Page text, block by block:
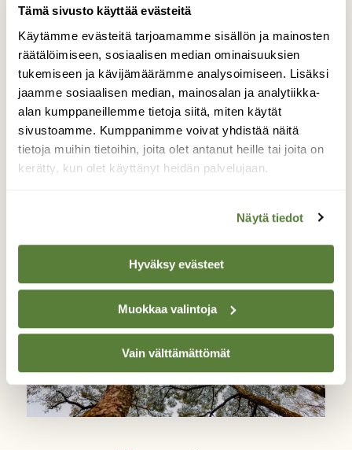
Tämä sivusto käyttää evästeitä
Käytämme evästeitä tarjoamamme sisällön ja mainosten
räätälöimiseen, sosiaalisen median ominaisuuksien
tukemiseen ja kävijämäärämme analysoimiseen. Lisäksi
jaamme sosiaalisen median, mainosalan ja analytiikka-
alan kumppaneillemme tietoja siitä, miten käytät
sivustoamme. Kumppanimme voivat yhdistää näitä
tietoja muihin tietoihin, joita olet antanut heille tai joita on
kerätty, kun olet käyttänyt heidän palvelujaan.
Näytä tiedot
Hyväksy evästeet
Muokkaa valintoja
Vain välttämättömät
Tilaajille | KASVIT
Lakka sisältää monia
terveysvaikutteisia yhdisteitä